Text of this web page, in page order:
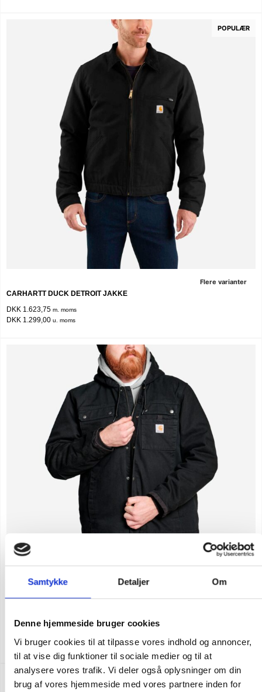
Samtykke Detaljer Om
Denne hjemmeside bruger cookies
Vi bruger cookies til at tilpasse vores indhold og annoncer,
til at vise dig funktioner til sociale medier og til at
analysere vores trafik. Vi deler også oplysninger om din
brug af vores hjemmeside med vores partnere inden for
POPULÆR
Flere varianter
CARHARTT DUCK DETROIT JAKKE
DKK 1.623,75 m. moms
DKK 1.299,00 u. moms
CARHARTT BARTLETT JAKKE
DKK 1.399,00 u. moms